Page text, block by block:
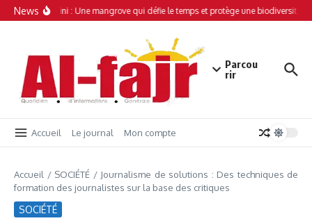
Aller au contenu
News
Simamboini : Une mangrove qui défie le temps et protège une biodiversité
Parcou
rir
Accueil Le journal Mon compte
Accueil / SOCIÉTÉ / Journalisme de solutions : Des techniques de
formation des journalistes sur la base des critiques
SOCIÉTÉ